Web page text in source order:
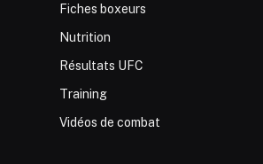
Fiches boxeurs
Nutrition
Résultats UFC
Training
Vidéos de combat